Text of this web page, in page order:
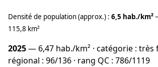
Densité de population (approx.) : 6,5 hab./km²
115,8 km²
2025— 6,47 hab./km² · catégorie : très
régional : 96/136 · rang QC : 786/1119